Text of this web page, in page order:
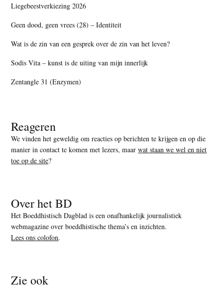
Liegebeestverkiezing 2026
Geen dood, geen vrees (28) – Identiteit
Wat is de zin van een gesprek over de zin van het leven?
Sodis Vita – kunst is de uiting van mijn innerlijk
Zentangle 31 (Enzymen)
Reageren
We vinden het geweldig om reacties op berichten te krijgen en op die
manier in contact te komen met lezers, maarwat staan we wel en niet
toe op de site?
Over het BD
Het Boeddhistisch Dagblad is een onafhankelijk journalistiek
webmagazine over boeddhistische thema’s en inzichten.
Lees ons colofon.
Zie ook